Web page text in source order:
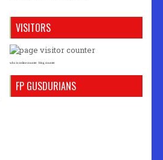
VISITORS
who is online counter blog counter
FP GUSDURIANS